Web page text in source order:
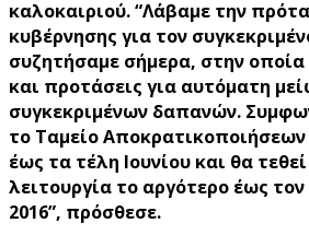
καλοκαιριού. “Λάβαμε την
κυβέρνησης για τον
συζητήσαμε σήμερα, στην
και προτάσεις για αυτόματη
συγκεκριμένων δαπανών.
το Ταμείο Αποκρατικοποιήσεων
έως τα τέλη Ιουνίου και θα
λειτουργία το αργότερο έως
2016”, πρόσθεσε.